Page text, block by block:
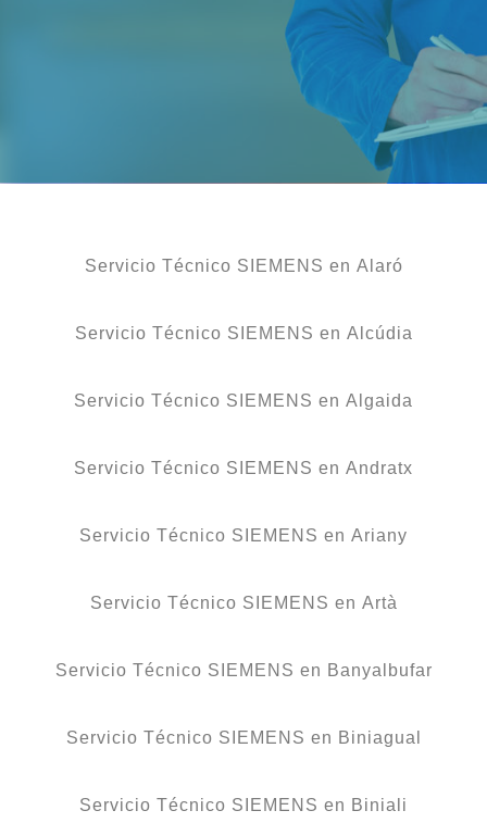
Servicio Técnico SIEMENS en Alaró
Servicio Técnico SIEMENS en Alcúdia
Servicio Técnico SIEMENS en Algaida
Servicio Técnico SIEMENS en Andratx
Servicio Técnico SIEMENS en Ariany
Servicio Técnico SIEMENS en Artà
Servicio Técnico SIEMENS en Banyalbufar
Servicio Técnico SIEMENS en Biniagual
Servicio Técnico SIEMENS en Biniali